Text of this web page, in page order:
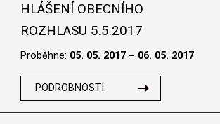
HLÁŠENÍ OBECNÍHO
ROZHLASU 5.5.2017
Proběhne: 05. 05. 2017 – 06. 05. 2017
PODROBNOSTI